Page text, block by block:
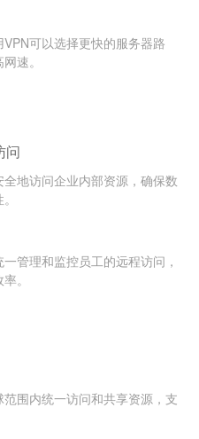
可以选择更快的服务器路
速。
问
全地访问企业内部资源，确保数
管理和监控员工的远程访问，
。
围内统一访问和共享资源，支